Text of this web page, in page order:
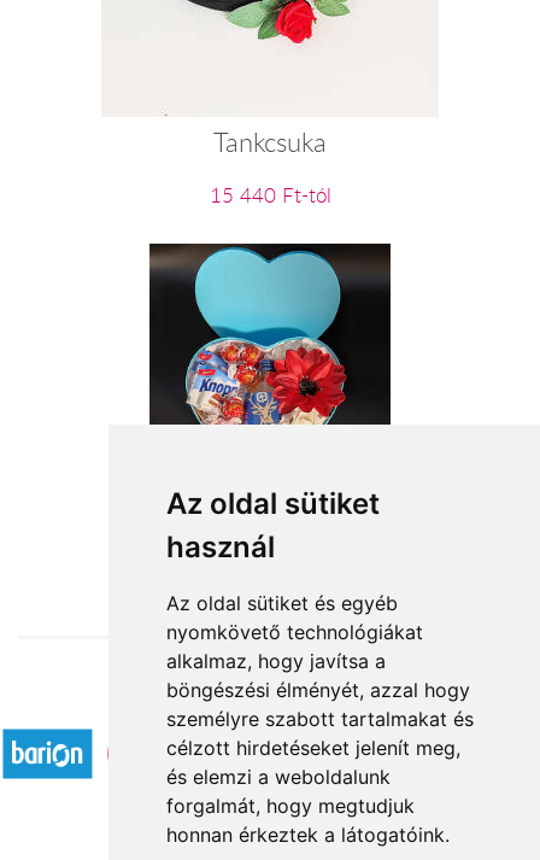
Az oldal sütiket
használ
Az oldal sütiket és egyéb
nyomkövető technológiákat
alkalmaz, hogy javítsa a
böngészési élményét, azzal hogy
személyre szabott tartalmakat és
célzott hirdetéseket jelenít meg,
és elemzi a weboldalunk
forgalmát, hogy megtudjuk
honnan érkeztek a látogatóink.
Tankcsuka
15 440 Ft-tól
Kedves egészségedre!
15 840 Ft-tól
Elfogadott fizetési módok